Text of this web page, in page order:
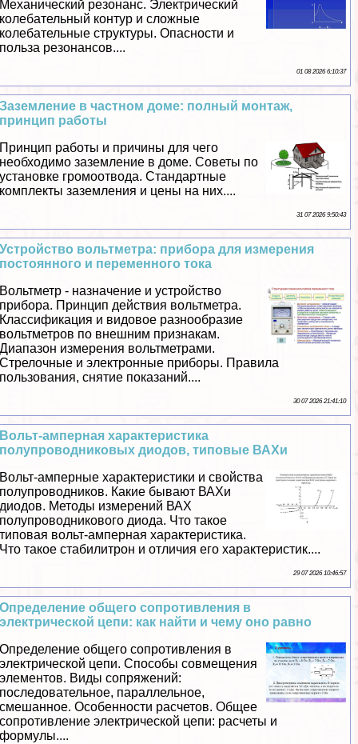
Механический резонанс. Электрический
колебательный контур и сложные
колебательные структуры. Опасности и
польза резонансов....
01 08 2026 6:10:37
Заземление в частном доме: полный монтаж,
принцип работы
Принцип работы и причины для чего
необходимо заземление в доме. Советы по
установке громоотвода. Стандартные
комплекты заземления и цены на них....
31 07 2026 9:50:43
Устройство вольтметра: прибора для измерения
постоянного и переменного тока
Вольтметр - назначение и устройство
прибора. Принцип действия вольтметра.
Классификация и видовое разнообразие
вольтметров по внешним признакам.
Диапазон измерения вольтметрами.
Стрелочные и электронные приборы. Правила
пользования, снятие показаний....
30 07 2026 21:41:10
Вольт-амперная хаpaктеристика
полупроводниковых диодов, типовые ВАХи
Вольт-амперные хаpaктеристики и свойства
полупроводников. Какие бывают ВАХи
диодов. Методы измерений ВАХ
полупроводникового диода. Что такое
типовая вольт-амперная хаpaктеристика.
Что такое стабилитрон и отличия его хаpaктеристик....
29 07 2026 10:46:57
Определение общего сопротивления в
электрической цепи: как найти и чему оно равно
Определение общего сопротивления в
электрической цепи. Способы совмещения
элементов. Виды сопряжений:
последовательное, параллельное,
смешанное. Особенности расчетов. Общее
сопротивление электрической цепи: расчеты и
формулы....